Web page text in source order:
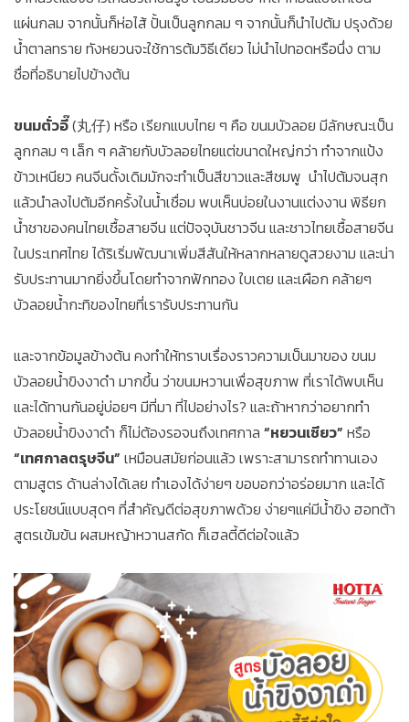
แผ่นกลม จากนั้นก็ห่อไส้ ปั้นเป็นลูกกลม ๆ จากนั้นก็นำไปต้ม ปรุงด้วย
น้ำตาลทราย ทังหยวนจะใช้การต้มวิธีเดียว ไม่นำไปทอดหรือนึ่ง ตาม
ชื่อที่อธิบายไปข้างต้น
ขนมตั่วอี๊(丸仔) หรือ เรียกแบบไทย ๆ คือ ขนมบัวลอย มีลักษณะเป็น
ลูกกลม ๆ เล็ก ๆ คล้ายกับบัวลอยไทยแต่ขนาดใหญ่กว่า ทำจากแป้ง
ข้าวเหนียว คนจีนดั้งเดิมมักจะทำเป็นสีขาวและสีชมพู นำไปต้มจนสุก
แล้วนำลงไปต้มอีกครั้งในน้ำเชื่อม พบเห็นบ่อยในงานแต่งงาน พิธียก
น้ำชาของคนไทยเชื้อสายจีน แต่ปัจจุบันชาวจีน และชาวไทยเชื้อสายจีน
ในประเทศไทย ได้ริเริ่มพัฒนาเพิ่มสีสันให้หลากหลายดูสวยงาม และน่า
รับประทานมากยิ่งขึ้นโดยทำจากฟักทอง ใบเตย และเผือก คล้ายๆ
บัวลอยน้ำกะทิของไทยที่เรารับประทานกัน
และจากข้อมูลข้างต้น คงทำให้ทราบเรื่องราวความเป็นมาของ ขนม
บัวลอยน้ำขิงงาดำ มากขึ้น ว่าขนมหวานเพื่อสุขภาพ ที่เราได้พบเห็น
และได้ทานกันอยู่บ่อยๆ มีที่มา ที่ไปอย่างไร? และถ้าหากว่าอยากทำ
บัวลอยน้ำขิงงาดำ ก็ไม่ต้องรอจนถึงเทศกาล “หยวนเซียว” หรือ
“เทศกาลตรุษจีน” เหมือนสมัยก่อนแล้ว เพราะสามารถทำทานเอง
ตามสูตร ด้านล่างได้เลย ทำเองได้ง่ายๆ ขอบอกว่าอร่อยมาก และได้
ประโยชน์แบบสุดๆ ที่สำคัญดีต่อสุขภาพด้วย ง่ายๆแค่มีน้ำขิง ฮอทต้า
สูตรเข้มข้น ผสมหญ้าหวานสกัด ก็เฮลตี้ดีต่อใจแล้ว